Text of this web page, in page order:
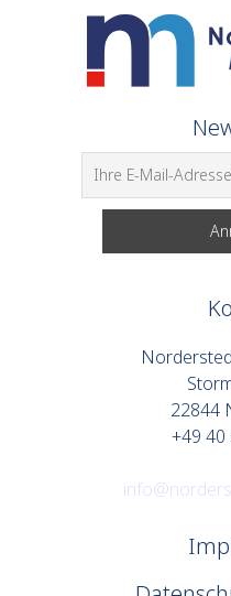
22844
+49 40